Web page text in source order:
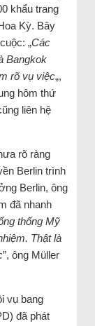
khẩu trang
Kỳ. Bây
„Các
Bangkok
rõ vụ việc„,
hôm thứ
liên hệ
rõ ràng
Berlin trình
Berlin, ông
đã nhanh
thống Mỹ
Thật là
”, ông Müller
vụ bang
đã phát